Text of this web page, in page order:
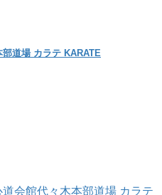
道場 カラテ KARATE
会館代々木本部道場 カラテ